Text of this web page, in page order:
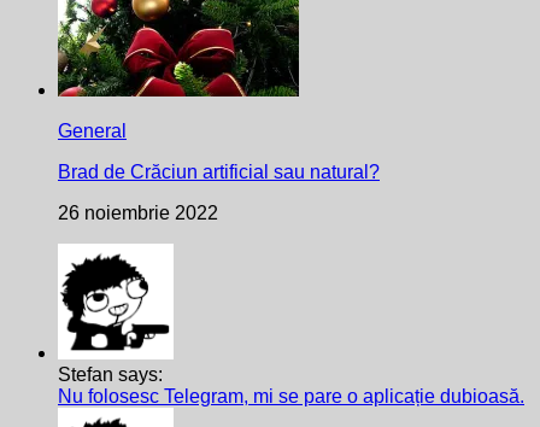
General
Brad de Crăciun artificial sau natural?
26 noiembrie 2022
Stefan says:
Nu folosesc Telegram, mi se pare o aplicație dubioasă.